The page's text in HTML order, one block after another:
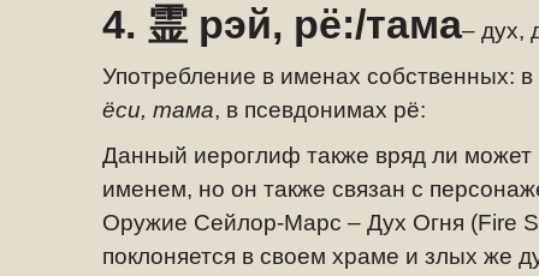
4. 霊 рэй, рё:/тама– дух,
Употребление в именах собственных:
ёси, тама, в псевдонимах рё:
Данный иероглиф также вряд ли
именем, но он также связан с
Оружие Сейлор-Марс – Дух Огня (Fire
поклоняется в своем храме и злых же